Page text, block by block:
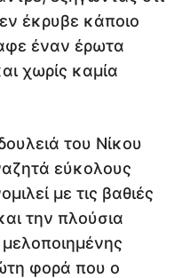
έκρυβε κάποιο
έναν έρωτα
χωρίς καμία
του Νίκου
εύκολους
με τις βαθιές
την πλούσια
φορά που ο